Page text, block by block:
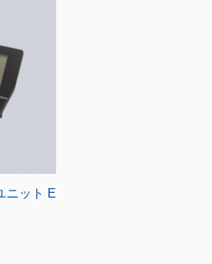
ニット E